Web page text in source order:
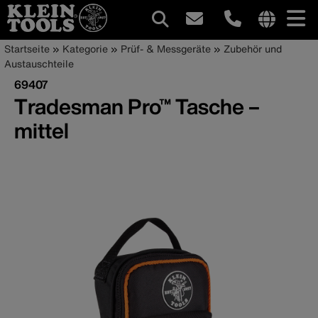
Direkt
zum
Inhalt
site
Hauptnavigation
Pfadnavigation
Startseite Kategorie Prüf- & Messgeräte
Zubehör und
Austauschteile
69407
Tradesman Pro™ Tasche –
mittel